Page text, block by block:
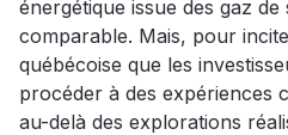
énergétique issue des gaz
comparable. Mais, pour
québécoise que les
procéder à des expériences
au-delà des explorations